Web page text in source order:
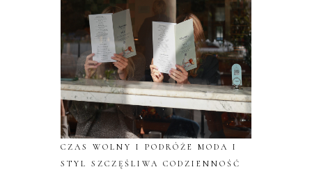
CZAS WOLNY I PODRÓŻE
MODA I
STYL
SZCZĘŚLIWA CODZIENNOŚĆ